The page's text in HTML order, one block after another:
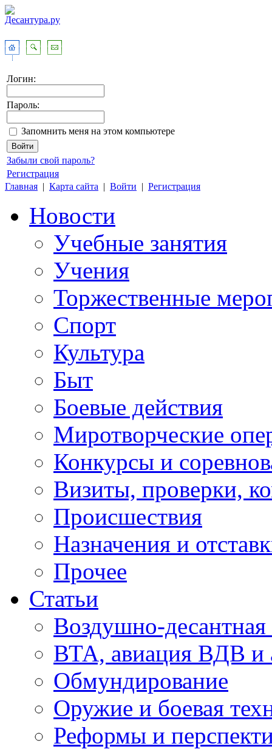
Логин:
Пароль:
Запомнить меня на этом компьютере
Забыли свой пароль?
Регистрация
Главная | Карта сайта | Войти | Регистрация
Новости
Учебные занятия
Учения
Торжественные
Спорт
Культура
Быт
Боевые действия
Миротворческие
Конкурсы и
Визиты, проверки,
Происшествия
Назначения и
Прочее
Статьи
Воздушно-десантная
ВТА, авиация ВДВ и
Обмундирование
Оружие и боевая
Реформы и